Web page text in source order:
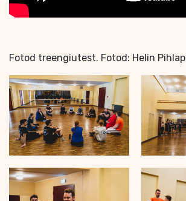
Fotod treengiutest. Fotod: Helin Pihlap